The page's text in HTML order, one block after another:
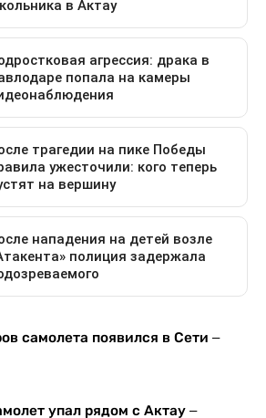
самолета появился в Сети –
упал рядом с Актау –